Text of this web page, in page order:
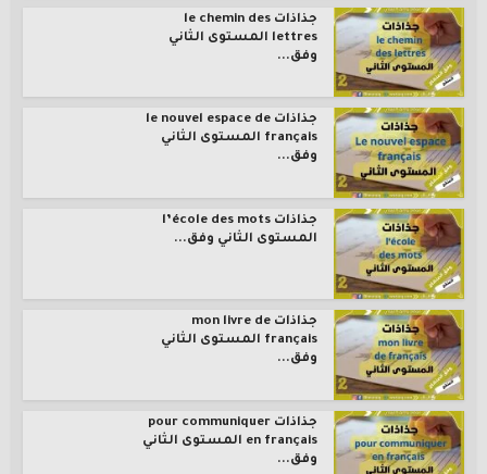
جذاذات le chemin des
lettres المستوى الثاني
وفق...
جذاذات le nouvel espace de
français المستوى الثاني
وفق...
جذاذات l’école des mots
المستوى الثاني وفق...
جذاذات mon livre de
français المستوى الثاني
وفق...
جذاذات pour communiquer
en français المستوى الثاني
وفق...